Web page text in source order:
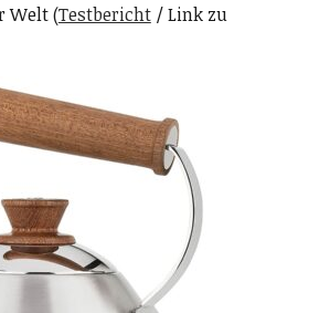
Welt (Testbericht/ Link zu